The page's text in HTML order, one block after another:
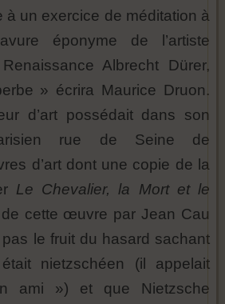
à un exercice de méditation à
éponyme de l’artiste
Albrecht Dürer,
» écrira Maurice Druon.
d’art possédait dans son
rue de Seine de
d’art dont une copie de la
Le Chevalier, la Mort et le
cette œuvre par Jean Cau
pas le fruit du hasard sachant
nietzschéen (il appelait
ami ») et que Nietzsche